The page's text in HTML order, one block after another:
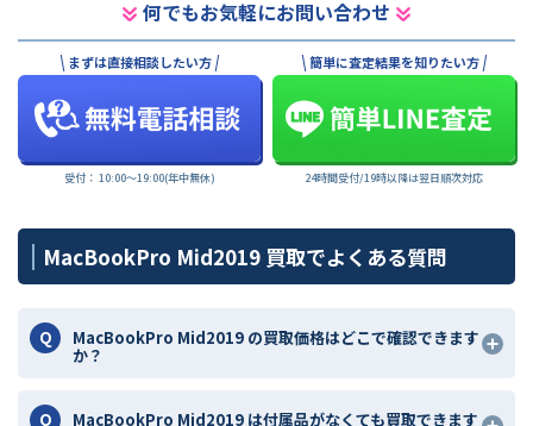
何でもお気軽にお問い合わせ
まずは直接相談したい方
受付： 10:00〜19:00(年中無休)
簡単に査定結果を知りたい方
24時間受付/19時以降は翌日順次対応
MacBookPro Mid2019 買取でよくある質問
MacBookPro Mid2019 の買取価格はどこで確認できます
か？
MacBookPro Mid2019 は付属品がなくても買取できます